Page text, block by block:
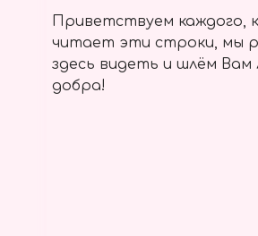
Приветствуем каждого,
читает эти строки, мы
здесь видеть и шлём Вам
добра!